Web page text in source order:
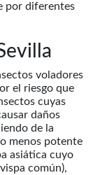
por diferentes
voladores
el riesgo que
cuyas
daños
de la
menos potente
asiática cuyo
común),